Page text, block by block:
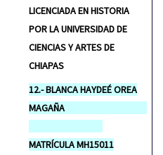
LICENCIADA EN HISTORIA
POR LA UNIVERSIDAD DE
CIENCIAS Y ARTES DE
CHIAPAS
12.- BLANCA HAYDEÉ OREA
MAGAÑA
MATRÍCULA MH15011